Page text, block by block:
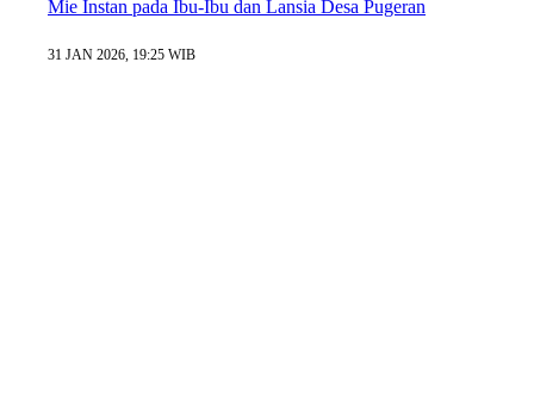
Mie Instan pada Ibu-Ibu dan Lansia Desa Pugeran
31 JAN 2026, 19:25 WIB